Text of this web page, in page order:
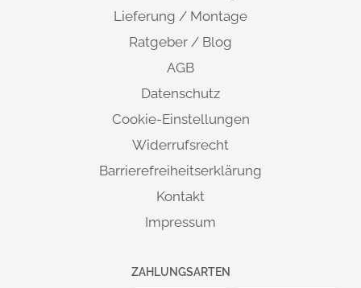
Lieferung / Montage
Ratgeber / Blog
AGB
Datenschutz
Cookie-Einstellungen
Widerrufsrecht
Barrierefreiheitserklärung
Kontakt
Impressum
ZAHLUNGSARTEN